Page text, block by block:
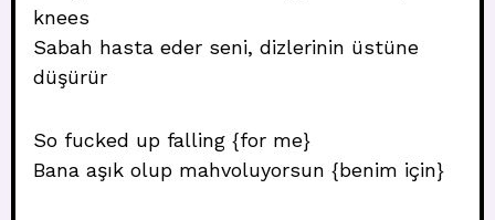
knees
Sabah hasta eder seni, dizlerinin üstüne
düşürür
So fucked up falling {for me}
Bana aşık olup mahvoluyorsun {benim için}